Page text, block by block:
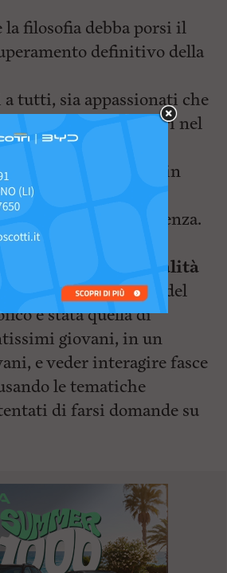
la filosofia debba porsi il
definitivo della
tutti, sia appassionati che
, i primi incontri nel
successo di
è proseguitò in
ora da maggio il
finalmente in presenza.
sembra essersi
curiosità sulle modalità
, la scommessa del
è stata quella di
giovani, in un
e veder interagire fasce
le tematiche
di farsi domande su